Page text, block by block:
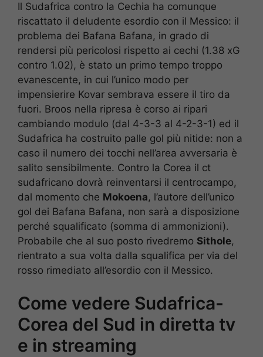
Il Sudafrica contro la Cechia ha comunque
riscattato il deludente esordio con il Messico: il
problema dei Bafana Bafana, in grado di
rendersi più pericolosi rispetto ai cechi (1.38 xG
contro 1.02), è stato un primo tempo troppo
evanescente, in cui l’unico modo per
impensierire Kovar sembrava essere il tiro da
fuori. Broos nella ripresa è corso ai ripari
cambiando modulo (dal 4-3-3 al 4-2-3-1) ed il
Sudafrica ha costruito palle gol più nitide: non a
caso il numero dei tocchi nell’area avversaria è
salito sensibilmente. Contro la Corea il ct
sudafricano dovrà reinventarsi il centrocampo,
dal momento che Mokoena, l’autore dell’unico
gol dei Bafana Bafana, non sarà a disposizione
perché squalificato (somma di ammonizioni).
Probabile che al suo posto rivedremo Sithole,
rientrato a sua volta dalla squalifica per via del
rosso rimediato all’esordio con il Messico.
Come vedere Sudafrica-
Corea del Sud in diretta tv
e in streaming